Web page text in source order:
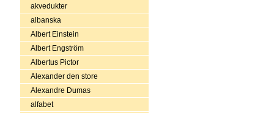
akvedukter
albanska
Albert Einstein
Albert Engström
Albertus Pictor
Alexander den store
Alexandre Dumas
alfabet